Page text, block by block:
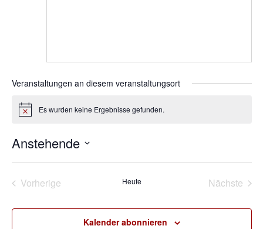
Veranstaltungen an diesem veranstaltungsort
HinweisEs wurden keine Ergebnisse gefunden.
Anstehende
Vorherige
Heute
Nächste
Kalender abonnieren